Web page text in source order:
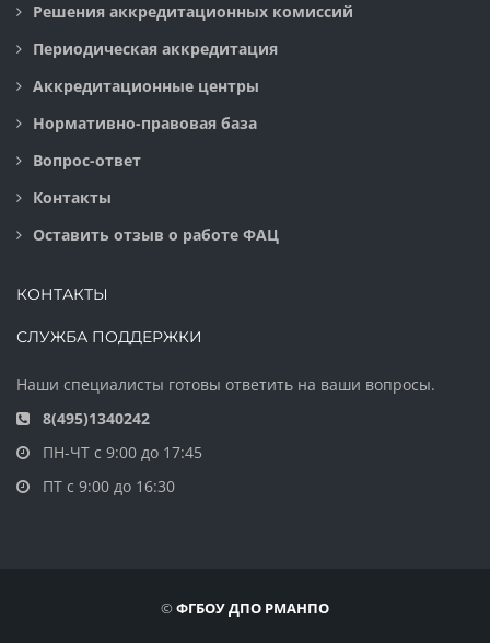
Решения аккредитационных комиссий
Периодическая аккредитация
Аккредитационные центры
Нормативно-правовая база
Вопрос-ответ
Контакты
Оставить отзыв о работе ФАЦ
КОНТАКТЫ
СЛУЖБА ПОДДЕРЖКИ
Наши специалисты готовы ответить на ваши вопросы.
8(495)1340242
ПН-ЧТ с 9:00 до 17:45
ПТ с 9:00 до 16:30
©ФГБОУ ДПО РМАНПО